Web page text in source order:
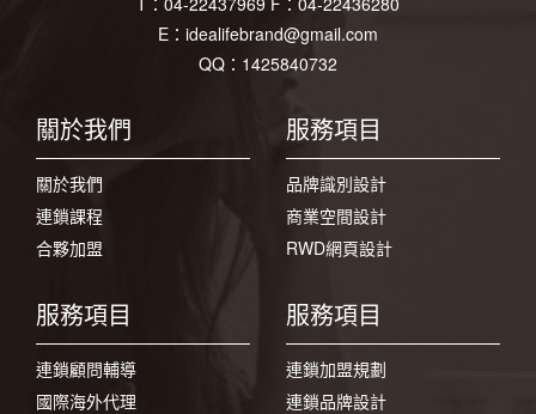
E： idealifebrand@gmail.com
QQ：1425840732
關於我們
關於我們
連鎖課程
合夥加盟
服務項目
品牌識別設計
商業空間設計
RWD網頁設計
服務項目
連鎖顧問輔導
國際海外代理
服務項目
連鎖加盟規劃
連鎖品牌設計